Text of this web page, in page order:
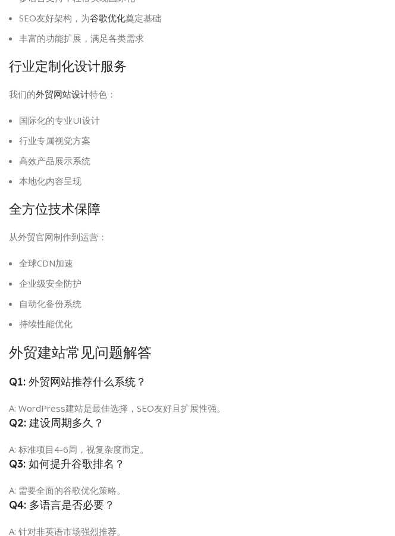
SEO友好架构，为谷歌优化奠定基础
丰富的功能扩展，满足各类需求
行业定制化设计服务
我们的外贸网站设计特色：
国际化的专业UI设计
行业专属视觉方案
高效产品展示系统
本地化内容呈现
全方位技术保障
从外贸官网制作到运营：
全球CDN加速
企业级安全防护
自动化备份系统
持续性能优化
外贸建站常见问题解答
Q1: 外贸网站推荐什么系统？
A: WordPress建站是最佳选择，SEO友好且扩展性强。
Q2: 建设周期多久？
A: 标准项目4-6周，视复杂度而定。
Q3: 如何提升谷歌排名？
A: 需要全面的谷歌优化策略。
Q4: 多语言是否必要？
A: 针对非英语市场强烈推荐。